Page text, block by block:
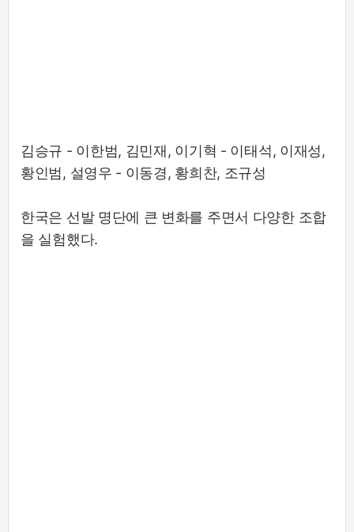
김승규 - 이한범, 김민재, 이기혁 - 이태석, 이재성,
황인범, 설영우 - 이동경, 황희찬, 조규성
한국은 선발 명단에 큰 변화를 주면서 다양한 조합
을 실험했다.